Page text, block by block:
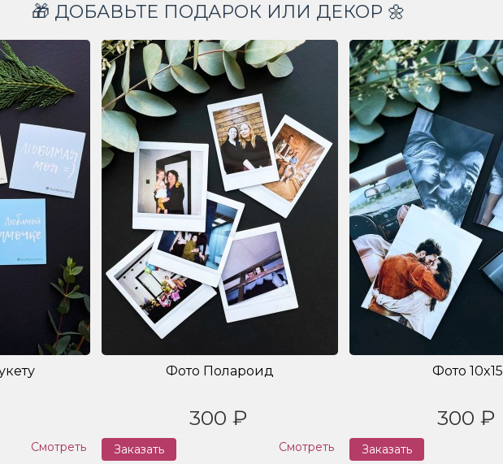
🎁 ДОБАВЬТЕ ПОДАРОК ИЛИ ДЕКОР 🌼
Смотреть
Фото Полароид
300 ₽
Заказать Смотреть
Фото 10x15
300 ₽
Заказать